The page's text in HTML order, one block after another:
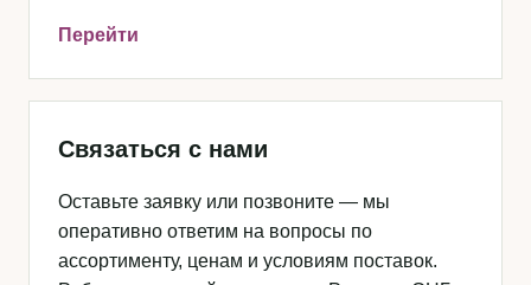
Перейти
Связаться с нами
Оставьте заявку или позвоните — мы
оперативно ответим на вопросы по
ассортименту, ценам и условиям поставок.